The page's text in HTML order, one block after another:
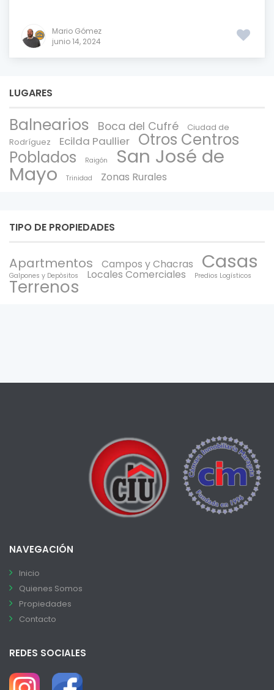
Mario Gómez
junio 14, 2024
LUGARES
Balnearios Boca del Cufré
Ciudad de
Rodríguez
Ecilda Paullier
Otros Centros
Poblados
Raigón San José de
Mayo Trinidad Zonas Rurales
TIPO DE PROPIEDADES
Apartmentos Campos y Chacras Casas
Galpones y Depòsitos Locales Comerciales Predios Logísticos
Terrenos
NAVEGACIÓN
Inicio
Quienes Somos
Propiedades
Contacto
REDES SOCIALES